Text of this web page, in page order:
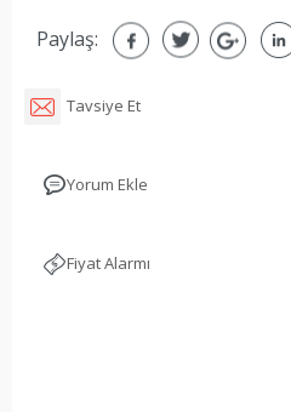
Paylaş:
Tavsiye Et
Yorum Ekle
Fiyat Alarmı